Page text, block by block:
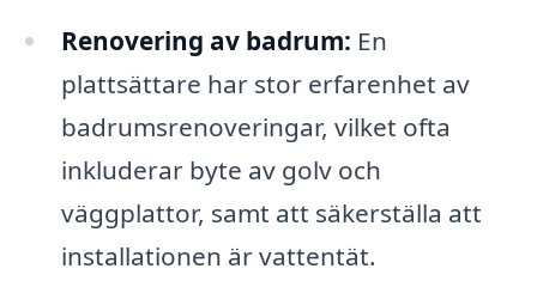
Renovering av badrum: En
plattsättare har stor erfarenhet av
badrumsrenoveringar, vilket ofta
inkluderar byte av golv och
väggplattor, samt att säkerställa att
installationen är vattentät.